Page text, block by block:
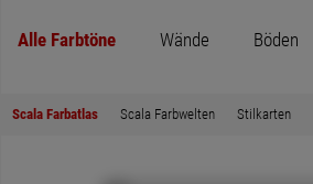
Alle Farbtöne Wände Böden
Scala Farbatlas Scala Farbwelten Stilkarten